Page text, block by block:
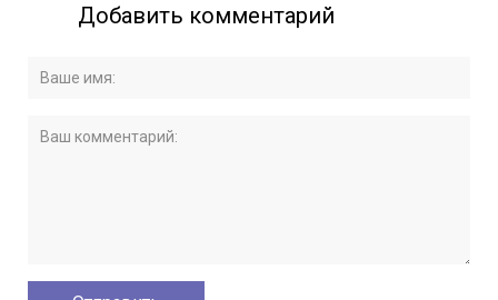
Добавить комментарий